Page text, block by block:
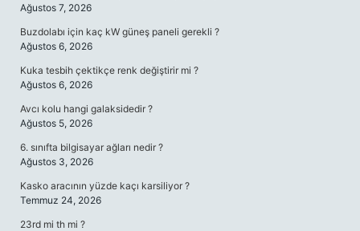
Ağustos 7, 2026
Buzdolabı için kaç kW güneş paneli gerekli ?
Ağustos 6, 2026
Kuka tesbih çektikçe renk değiştirir mi ?
Ağustos 6, 2026
Avcı kolu hangi galaksidedir ?
Ağustos 5, 2026
6. sınıfta bilgisayar ağları nedir ?
Ağustos 3, 2026
Kasko aracının yüzde kaçı karsiliyor ?
Temmuz 24, 2026
23rd mi th mi ?